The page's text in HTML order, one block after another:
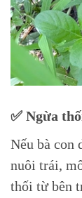
✅ Ngừa
Nếu bà con
nuôi trái,
thối từ bên